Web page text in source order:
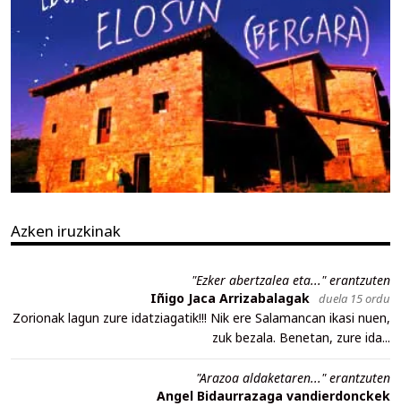
Azken iruzkinak
"Ezker abertzalea eta..." erantzuten
Iñigo Jaca Arrizabalagak duela 15 ordu
Zorionak lagun zure idatziagatik!!! Nik ere Salamancan ikasi nuen,
zuk bezala. Benetan, zure ida...
"Arazoa aldaketaren..." erantzuten
Angel Bidaurrazaga vandierdonckek